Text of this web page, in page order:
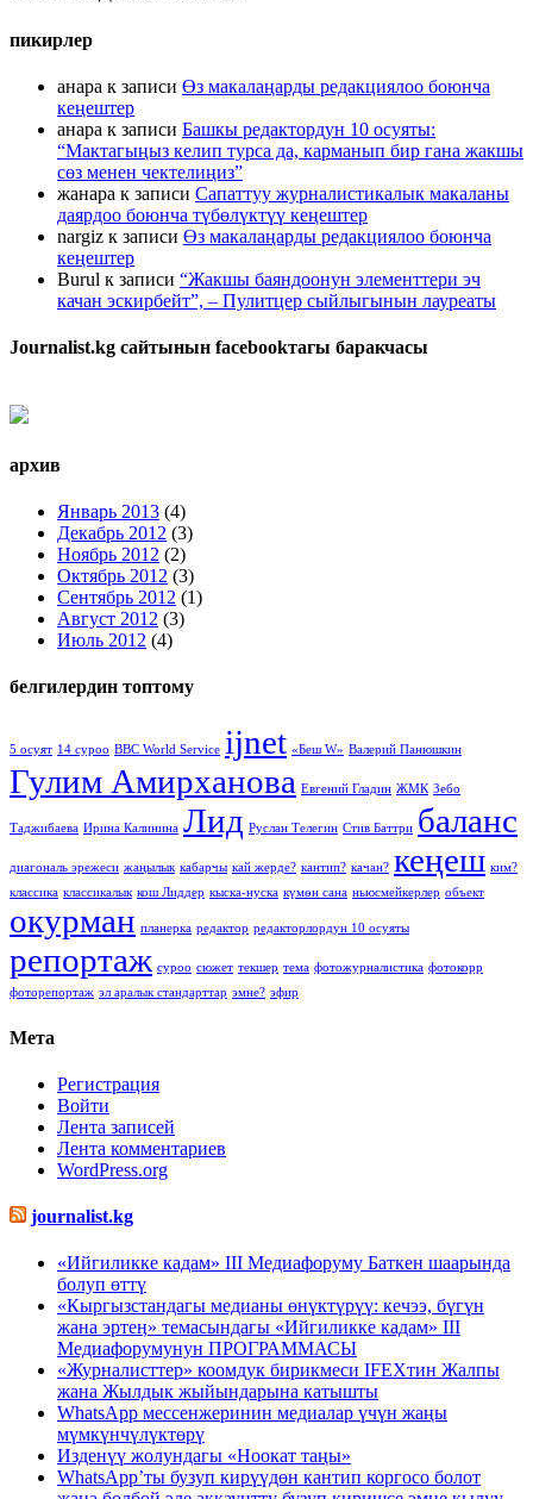
пикирлер
анара к записи Өз макалаңарды редакциялоо боюнча
кеңештер
анара к записи Башкы редактордун 10 осуяты:
“Мактагыңыз келип турса да, карманып бир гана жакшы
сөз менен чектелиңиз”
жанара к записи Сапаттуу журналистикалык макаланы
даярдоо боюнча түбөлүктүү кеңештер
nargiz к записи Өз макалаңарды редакциялоо боюнча
кеңештер
Burul к записи “Жакшы баяндоонун элементтери эч
качан эскирбейт”, – Пулитцер сыйлыгынын лауреаты
Journalist.kg сайтынын facebookтагы баракчасы
архив
Январь 2013 (4)
Декабрь 2012 (3)
Ноябрь 2012 (2)
Октябрь 2012 (3)
Сентябрь 2012 (1)
Август 2012 (3)
Июль 2012 (4)
белгилердин топтому
5 осуят 14 суроо BBC World Service ijnet «Беш W» Валерий Панюшкин
Гулим Амирханова Евгений Гладин ЖМК Зебо
Таджибаева Ирина Калинина Лид Руслан Телегин Стив Баттри баланс
диагональ эрежеси жаңылык кабарчы кай жерде? кантип? качан? кеңеш ким?
классика классикалык кош Лиддер кыска-нуска күмөн сана ньюсмейкерлер объект
окурман планерка редактор редакторлордун 10 осуяты
репортаж суроо сюжет текшер тема фотожурналистика фотокорр
фоторепортаж эл аралык стандарттар эмне? эфир
Мета
Регистрация
Войти
Лента записей
Лента комментариев
WordPress.org
journalist.kg
«Ийгиликке кадам» III Медиафоруму Баткен шаарында
болуп өттү
«Кыргызстандагы медианы өнүктүрүү: кечээ, бүгүн
жана эртеӊ» темасындагы «Ийгиликке кадам» III
Медиафорумунун ПРОГРАММАСЫ
«Журналисттер» коомдук бирикмеси IFEXтин Жалпы
жана Жылдык жыйындарына катышты
WhatsApp мессенжеринин медиалар үчүн жаңы
мүмкүнчүлүктөрү
Изденүү жолундагы «Ноокат таңы»
WhatsApp’ты бузуп кирүүдөн кантип коргосо болот